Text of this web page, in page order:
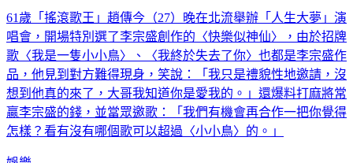
61歲「搖滾歌王」趙傳今（27）晚在北流舉辦「人生大夢」演
唱會，開場特別選了李宗盛創作的〈快樂似神仙〉，由於招牌
歌〈我是一隻小小鳥〉、〈我終於失去了你〉也都是李宗盛作
品，他見到對方難得現身，笑說：「我只是禮貌性地邀請，沒
想到他真的來了，大哥我知道你是愛我的。」還爆料打麻將常
贏李宗盛的錢，並當眾邀歌：「我們有機會再合作一把你覺得